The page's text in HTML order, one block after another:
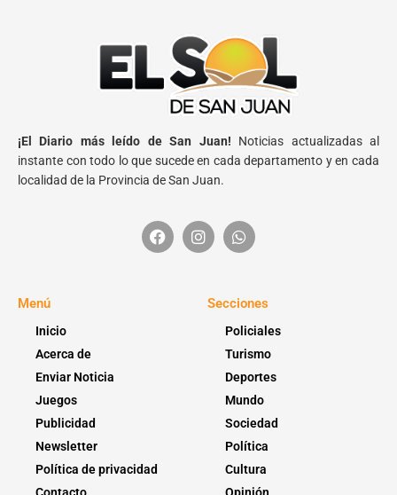
¡El Diario más leído de San Juan! Noticias actualizadas al
instante con todo lo que sucede en cada departamento y en cada
localidad de la Provincia de San Juan.
Menú
Inicio
Acerca de
Enviar Noticia
Juegos
Publicidad
Newsletter
Política de privacidad
Contacto
Secciones
Policiales
Turismo
Deportes
Mundo
Sociedad
Política
Cultura
Opinión